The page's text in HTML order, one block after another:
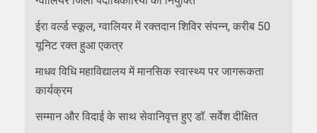
ईरा वर्ल्ड स्कूल, ग्वालियर में रक्तदान शिविर संपन्न, करीब 50
यूनिट रक्त हुआ एकत्र
माधव विधि महाविद्यालय में मानसिक स्वास्थ्य पर जागरूकता
कार्यक्रम
सम्मान और विदाई के साथ सेवानिवृत्त हुए डॉ. सर्वेश दीक्षित